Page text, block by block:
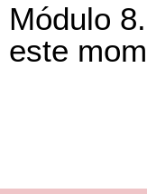
Módulo
este